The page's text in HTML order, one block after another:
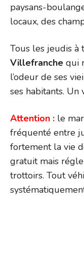
paysans-
locaux, des
Tous les jeudis à
Villefranche qui
l’odeur de ses
ses habitants.
Attention : le
fréquenté entre
fortement la vie
gratuit mais
trottoirs. Tout